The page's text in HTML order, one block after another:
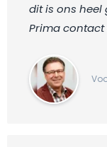
dit is ons heel
Prima contact